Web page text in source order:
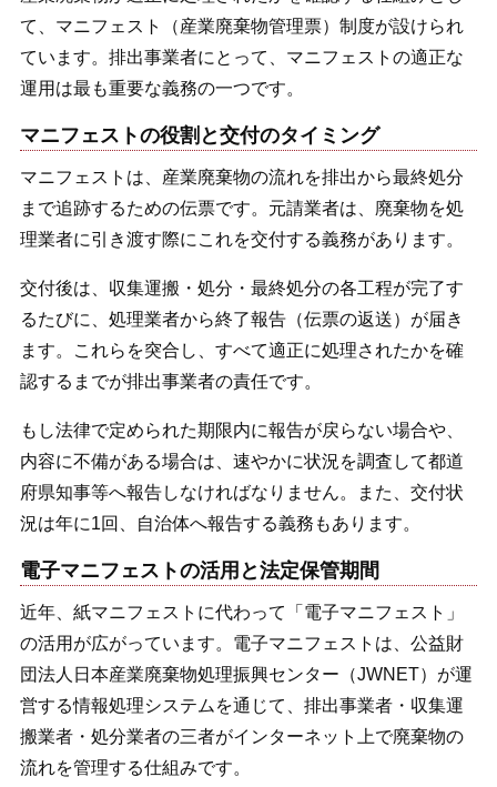
て、マニフェスト（産業廃棄物管理票）制度が設けられ
ています。排出事業者にとって、マニフェストの適正な
運用は最も重要な義務の一つです。
マニフェストの役割と交付のタイミング
マニフェストは、産業廃棄物の流れを排出から最終処分
まで追跡するための伝票です。元請業者は、廃棄物を処
理業者に引き渡す際にこれを交付する義務があります。
交付後は、収集運搬・処分・最終処分の各工程が完了す
るたびに、処理業者から終了報告（伝票の返送）が届き
ます。これらを突合し、すべて適正に処理されたかを確
認するまでが排出事業者の責任です。
もし法律で定められた期限内に報告が戻らない場合や、
内容に不備がある場合は、速やかに状況を調査して都道
府県知事等へ報告しなければなりません。また、交付状
況は年に1回、自治体へ報告する義務もあります。
電子マニフェストの活用と法定保管期間
近年、紙マニフェストに代わって「電子マニフェスト」
の活用が広がっています。電子マニフェストは、公益財
団法人日本産業廃棄物処理振興センター（JWNET）が運
営する情報処理システムを通じて、排出事業者・収集運
搬業者・処分業者の三者がインターネット上で廃棄物の
流れを管理する仕組みです。